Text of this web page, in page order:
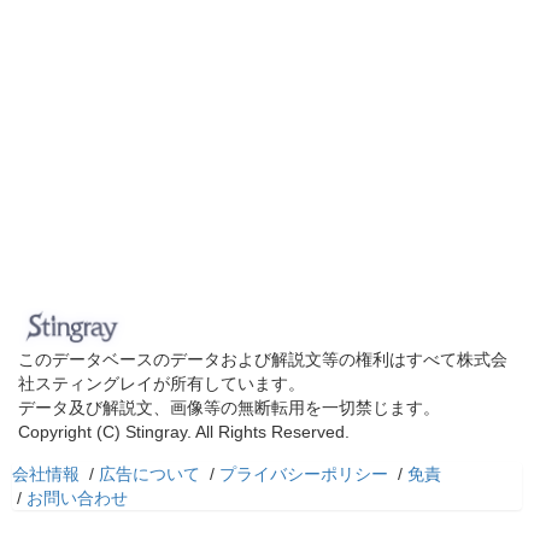
このデータベースのデータおよび解説文等の権利はすべて株式会
社スティングレイが所有しています。
データ及び解説文、画像等の無断転用を一切禁じます。
Copyright (C) Stingray. All Rights Reserved.
会社情報 / 広告について / プライバシーポリシー / 免責
/ お問い合わせ